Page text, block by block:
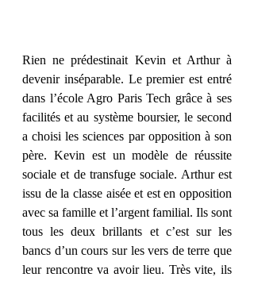
Rien ne prédestinait Kevin et Arthur à
devenir inséparable. Le premier est entré
dans l’école Agro Paris Tech grâce à ses
facilités et au système boursier, le second
a choisi les sciences par opposition à son
père. Kevin est un modèle de réussite
sociale et de transfuge sociale. Arthur est
issu de la classe aisée et est en opposition
avec sa famille et l’argent familial. Ils sont
tous les deux brillants et c’est sur les
bancs d’un cours sur les vers de terre que
leur rencontre va avoir lieu. Très vite, ils